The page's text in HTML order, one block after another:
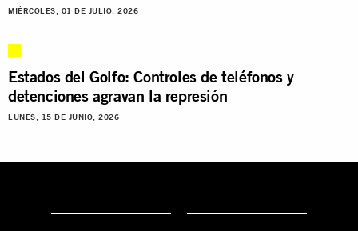
MIÉRCOLES, 01 DE JULIO, 2026
Estados del Golfo: Controles de teléfonos y
detenciones agravan la represión
LUNES, 15 DE JUNIO, 2026